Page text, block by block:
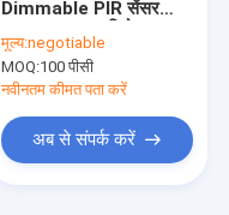
Dimmable PIR सेंसर
कंट्रोल HAISEN
मूल्य:negotiable
MOQ:100 पीसी
नवीनतम कीमत पता करें
अब से संपर्क करें